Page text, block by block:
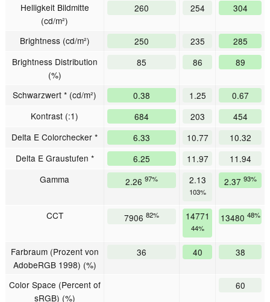
Helligkeit Bildmitte
(cd/m²)
260 254 304
Brightness (cd/m²) 250 235
285
Brightness Distribution
(%)
85 86 89
Schwarzwert * (cd/m²) 0.38 1.25
0.67
Kontrast (:1)
684 203
454
Delta E Colorchecker *
6.33 10.77
10.32
Delta E Graustufen *
6.25 11.97
11.94
Gamma
2.26 97% 2.13
103%
2.37 93%
CCT 7906 82% 14771
44%
13480 48%
Farbraum (Prozent von
AdobeRGB 1998) (%)
36 40 38
Color Space (Percent of
sRGB) (%)
60